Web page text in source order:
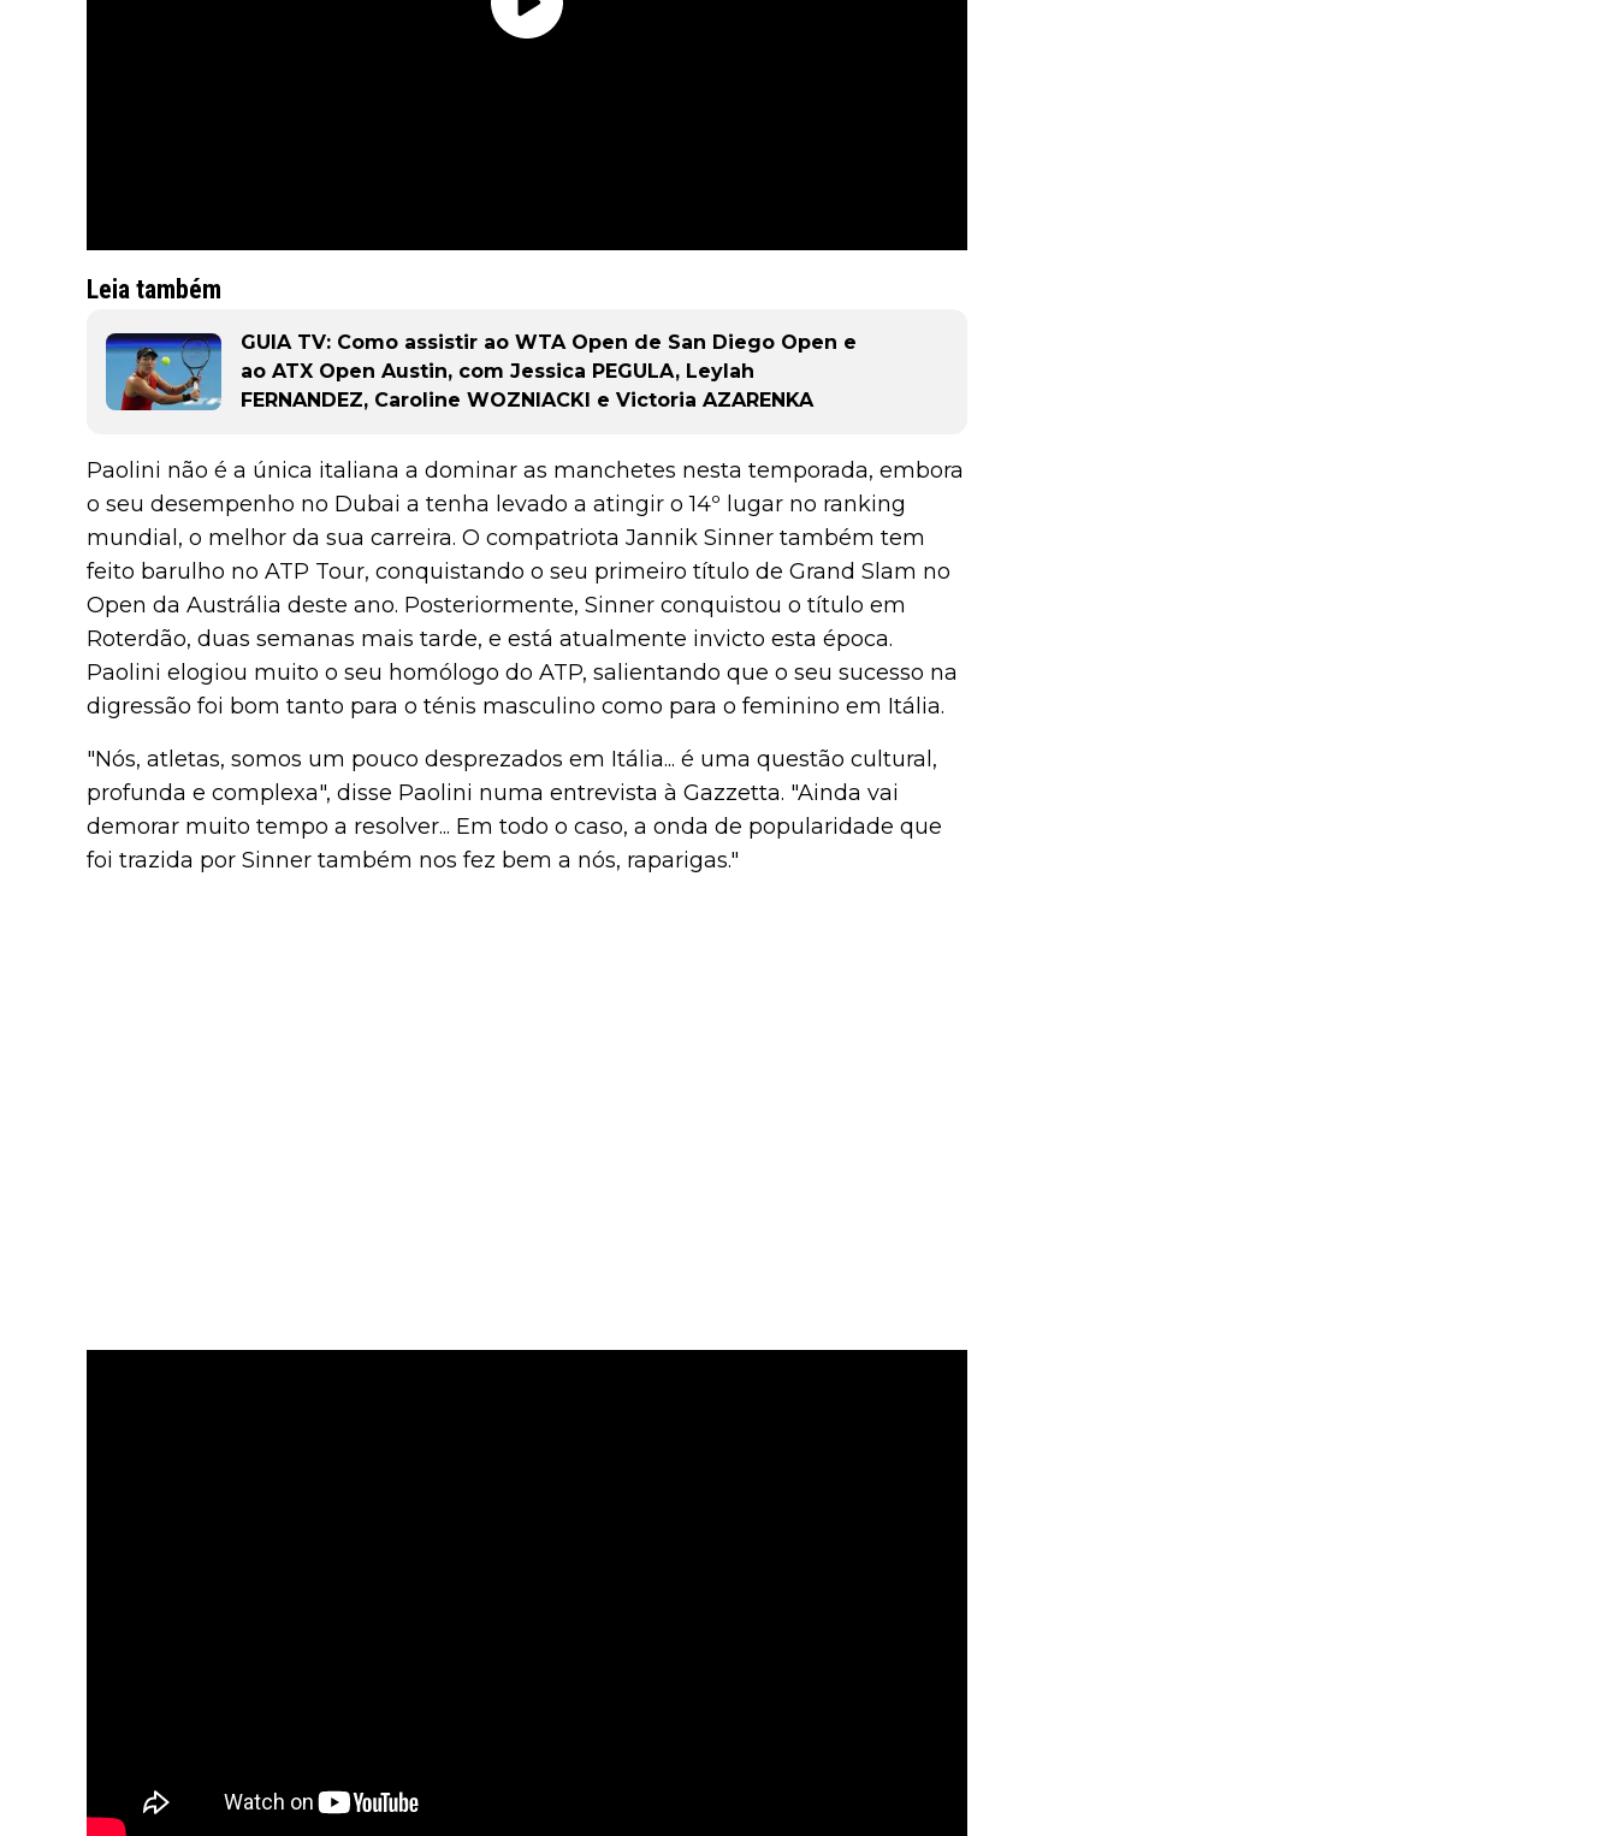
Leia também
GUIA TV: Como assistir ao WTA Open de San Diego Open e
ao ATX Open Austin, com Jessica PEGULA, Leylah
FERNANDEZ, Caroline WOZNIACKI e Victoria AZARENKA
Paolini não é a única italiana a dominar as manchetes nesta temporada, embora
o seu desempenho no Dubai a tenha levado a atingir o 14º lugar no ranking
mundial, o melhor da sua carreira. O compatriota Jannik Sinner também tem
feito barulho no ATP Tour, conquistando o seu primeiro título de Grand Slam no
Open da Austrália deste ano. Posteriormente, Sinner conquistou o título em
Roterdão, duas semanas mais tarde, e está atualmente invicto esta época.
Paolini elogiou muito o seu homólogo do ATP, salientando que o seu sucesso na
digressão foi bom tanto para o ténis masculino como para o feminino em Itália.
"Nós, atletas, somos um pouco desprezados em Itália... é uma questão cultural,
profunda e complexa", disse Paolini numa entrevista à Gazzetta. "Ainda vai
demorar muito tempo a resolver... Em todo o caso, a onda de popularidade que
foi trazida por Sinner também nos fez bem a nós, raparigas."